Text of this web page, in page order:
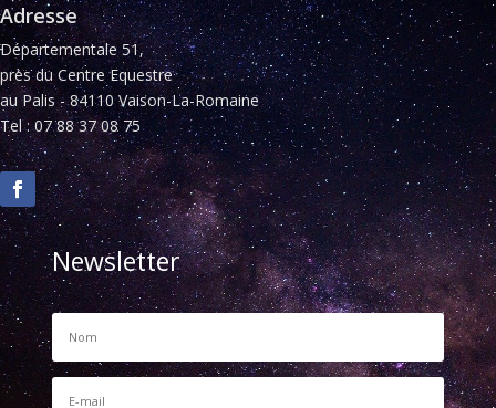
Adresse
Départementale 51,
près du Centre Equestre
au Palis - 84110 Vaison-La-Romaine
Tel : 07 88 37 08 75
Newsletter